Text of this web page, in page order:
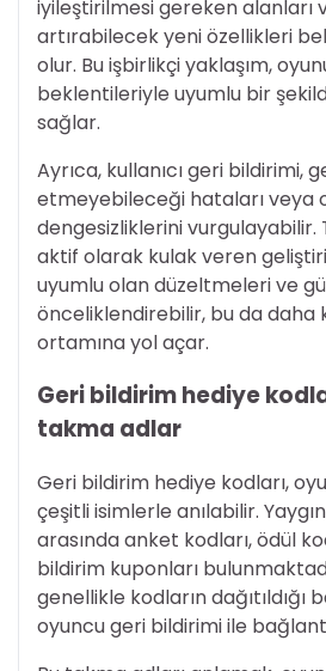
iyileştirilmesi gereken alanları
artırabilecek yeni özellikleri
olur. Bu işbirlikçi yaklaşım,
beklentileriyle uyumlu bir
sağlar.
Ayrıca, kullanıcı geri bildirimi,
etmeyebileceği hataları veya
dengesizliklerini vurgulayabilir.
aktif olarak kulak veren
uyumlu olan düzeltmeleri ve
önceliklendirebilir, bu da daha
ortamına yol açar.
Geri bildirim hediye
takma adlar
Geri bildirim hediye kodları,
çeşitli isimlerle anılabilir.
arasında anket kodları, ödül
bildirim kuponları
genellikle kodların dağıtıldığı
oyuncu geri bildirimi ile